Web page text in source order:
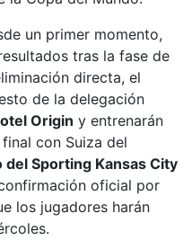
un primer momento,
tras la fase de
directa, el
de la delegación
Origin y entrenarán
con Suiza del
del Sporting Kansas City
oficial por
los jugadores harán